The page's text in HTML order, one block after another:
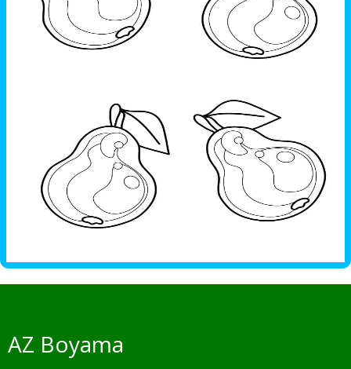
AZ Boyama